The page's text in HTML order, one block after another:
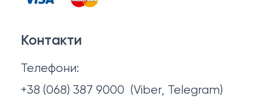
Політика конфіденційності
Про нас
Контакти
Телефони:
+38 (068) 387 9000 (Viber, Telegram)